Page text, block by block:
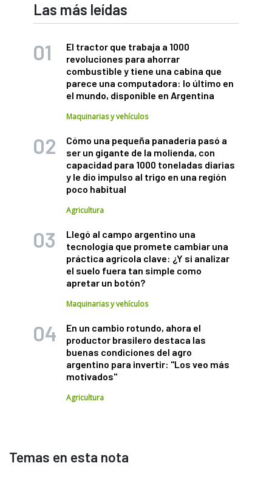
Las más leídas
El tractor que trabaja a 1000
revoluciones para ahorrar
combustible y tiene una cabina que
parece una computadora: lo último en
el mundo, disponible en Argentina
Maquinarias y vehículos
Cómo una pequeña panadería pasó a
ser un gigante de la molienda, con
capacidad para 1000 toneladas diarias
y le dio impulso al trigo en una región
poco habitual
Agricultura
Llegó al campo argentino una
tecnología que promete cambiar una
práctica agrícola clave: ¿Y si analizar
el suelo fuera tan simple como
apretar un botón?
Maquinarias y vehículos
En un cambio rotundo, ahora el
productor brasilero destaca las
buenas condiciones del agro
argentino para invertir: "Los veo más
motivados"
Agricultura
Temas en esta nota